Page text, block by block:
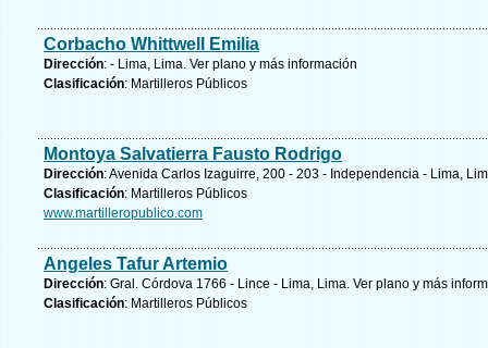
Corbacho Whittwell Emilia
Dirección: - Lima, Lima. Ver plano y más información
Clasificación: Martilleros Públicos
Montoya Salvatierra Fausto Rodrigo
Dirección: Avenida Carlos Izaguirre, 200 - 203 - Independencia - Lima,
Clasificación: Martilleros Públicos
www.martilleropublico.com
Angeles Tafur Artemio
Dirección: Gral. Córdova 1766 - Lince - Lima, Lima. Ver plano y más
Clasificación: Martilleros Públicos